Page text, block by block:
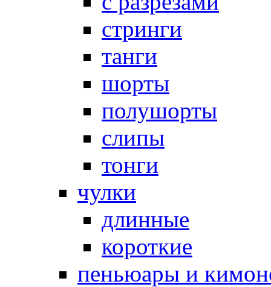
стринги
танги
шорты
полушорты
слипы
тонги
чулки
длинные
короткие
пеньюары и